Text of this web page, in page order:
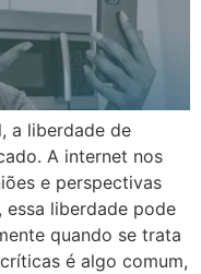
a liberdade de
A internet nos
e perspectivas
liberdade pode
quando se trata
é algo comum,